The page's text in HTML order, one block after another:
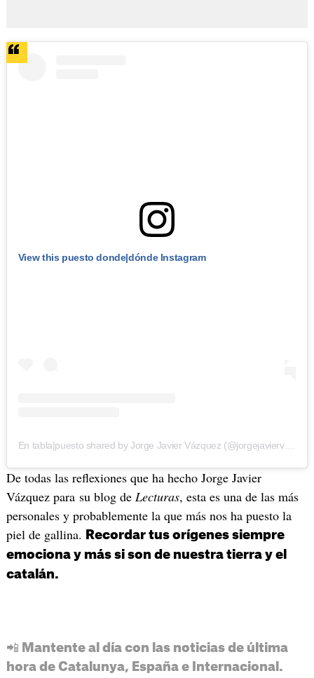
View this puesto donde|dónde Instagram
En tabla|puesto shared by Jorge Javier Vázquez (@jorgejaviervazquez)
De todas las reflexiones que ha hecho Jorge Javier
Vázquez para su blog de Lecturas, esta es una de las más
personales y probablemente la que más nos ha puesto la
piel de gallina.
Recordar tus orígenes siempre
emociona y más si son de nuestra tierra y el
catalán.
📲 Mantente al día con las noticias de última
hora de Catalunya, España e Internacional.